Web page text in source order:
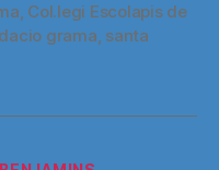
, Col.legi Escolapis de
grama, santa